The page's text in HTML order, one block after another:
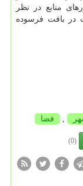
منابع در نظر
در بافت فرسوده
, فضا
(0)